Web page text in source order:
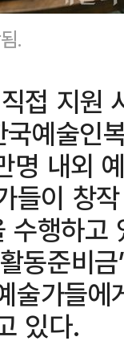
.
접 지원
예술인
명 내외
들이 창
수행하
동준비
술가들
있다.